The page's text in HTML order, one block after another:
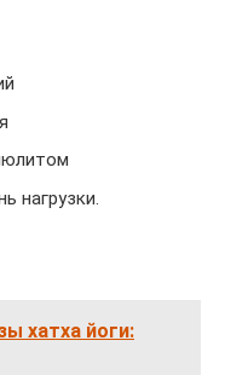
нагрузки.
хатха йоги: